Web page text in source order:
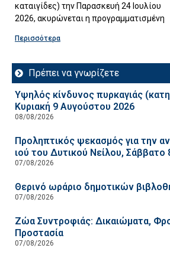
καταιγίδες) την Παρασκευή 24 Ιουλίου
2026, ακυρώνεται η προγραμματισμένη
Περισσότερα
Πρέπει να γνωρίζετε
Υψηλός κίνδυνος πυρκαγιάς
Κυριακή 9 Αυγούστου 2026
08/08/2026
Προληπτικός ψεκασμός για την
ιού του Δυτικού Νείλου,
07/08/2026
Θερινό ωράριο δημοτικών
07/08/2026
Ζώα Συντροφιάς: Δικαιώματα,
Προστασία
07/08/2026